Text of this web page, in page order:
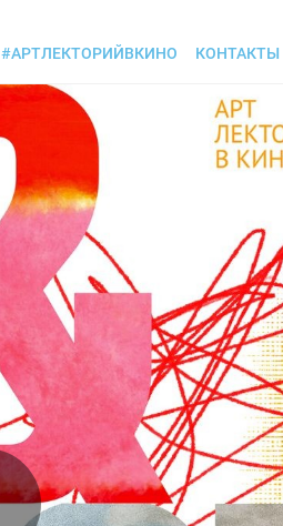
#АРТЛЕКТОРИЙВКИНО КОНТАКТЫ